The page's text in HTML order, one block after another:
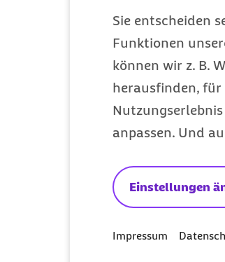
Sie entscheiden
Funktionen
können wir z. B.
herausfinden, für
anpassen. Und
Einstellungen
Impressum
fördern
Kategorie
Gesunde Arbeit